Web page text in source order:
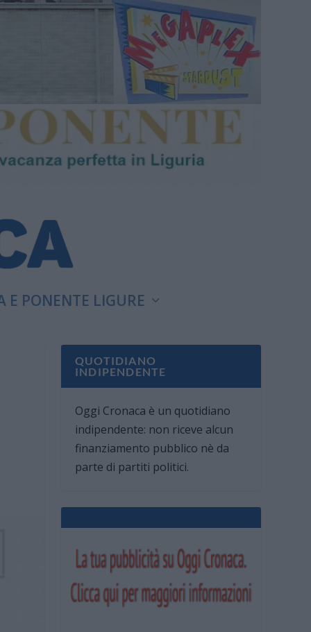
PONENTE LIGURE
QUOTIDIANO
INDIPENDENTE
Oggi Cronaca è un quotidiano
indipendente: non riceve alcun
finanziamento pubblico nè da
parte di partiti politici.